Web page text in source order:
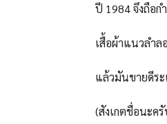
ปี 1984 จึงถือก
เสื้อผ้าแนวลำล
แล้วมันขายดีระ
(สังเกตชื่อนะค